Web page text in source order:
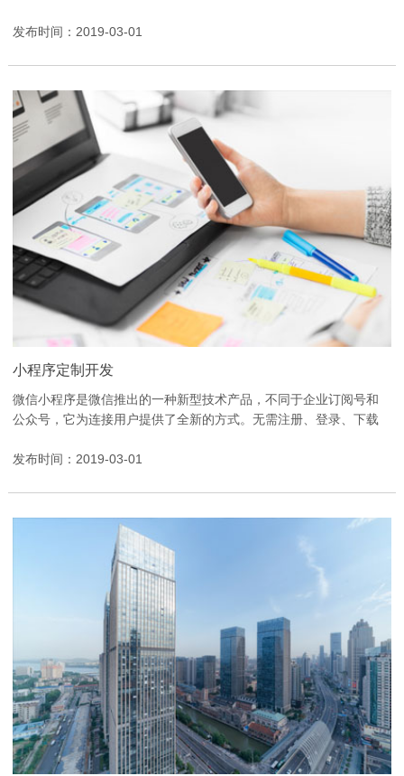
发布时间：2019-03-01
小程序定制开发
微信小程序是微信推出的一种新型技术产品，不同于企业订阅号和
公众号，它为连接用户提供了全新的方式。无需注册、登录、下载
发布时间：2019-03-01